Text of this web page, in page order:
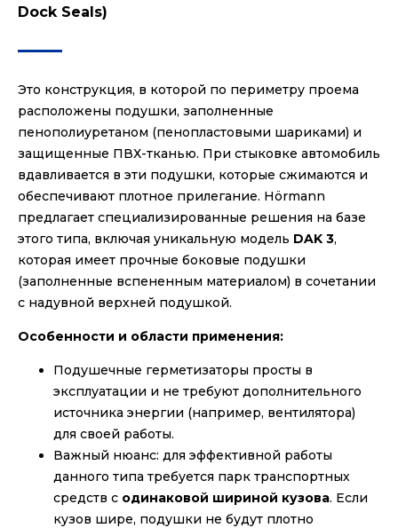
Dock Seals)
Это конструкция, в которой по периметру проема
расположены подушки, заполненные
пенополиуретаном (пенопластовыми шариками) и
защищенные ПВХ-тканью. При стыковке автомобиль
вдавливается в эти подушки, которые сжимаются и
обеспечивают плотное прилегание. Hörmann
предлагает специализированные решения на базе
этого типа, включая уникальную модель DAK 3,
которая имеет прочные боковые подушки
(заполненные вспененным материалом) в сочетании
с надувной верхней подушкой.
Особенности и области применения:
Подушечные герметизаторы просты в
эксплуатации и не требуют дополнительного
источника энергии (например, вентилятора)
для своей работы.
Важный нюанс: для эффективной работы
данного типа требуется парк транспортных
средств с одинаковой шириной кузова. Если
кузов шире, подушки не будут плотно